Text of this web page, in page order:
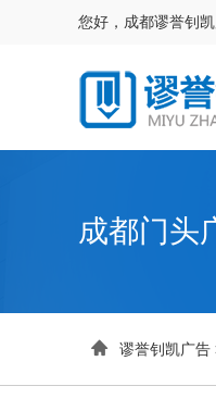
您好，成都谬誉钊
成都门头
 谬誉钊凯广告